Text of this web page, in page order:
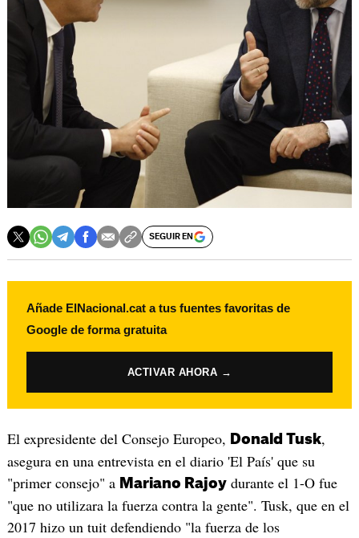
SEGUIR EN
Añade ElNacional.cat a tus fuentes favoritas de
Google de forma gratuita
ACTIVAR AHORA →
El expresidente del Consejo Europeo, Donald Tusk,
asegura en una entrevista en el diario 'El País' que su
"primer consejo" a Mariano Rajoydurante el 1-O fue
"que no utilizara la fuerza contra la gente". Tusk, que en el
2017 hizo un tuit defendiendo "la fuerza de los